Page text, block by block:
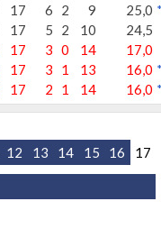
17 6 2 9 25,0
17 5 2 10
24,5
17 3 0 14
17,0
17 3 1 13 16,0
17 2 1 14 16,0
12 13 14 15 16 17